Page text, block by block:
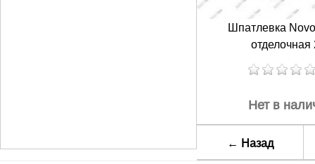
Шпатлевка
отделочная
Нет в
← Назад